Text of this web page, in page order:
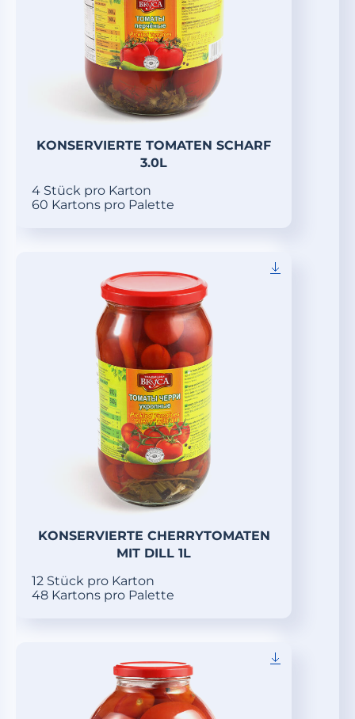
KONSERVIERTE TOMATEN SCHARF
3.0L
4 Stück pro Karton
60 Kartons pro Palette
KONSERVIERTE CHERRYTOMATEN
MIT DILL 1L
12 Stück pro Karton
48 Kartons pro Palette